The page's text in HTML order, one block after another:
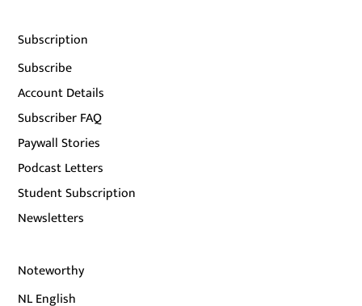
Subscription
Subscribe
Account Details
Subscriber FAQ
Paywall Stories
Podcast Letters
Student Subscription
Newsletters
Noteworthy
NL English